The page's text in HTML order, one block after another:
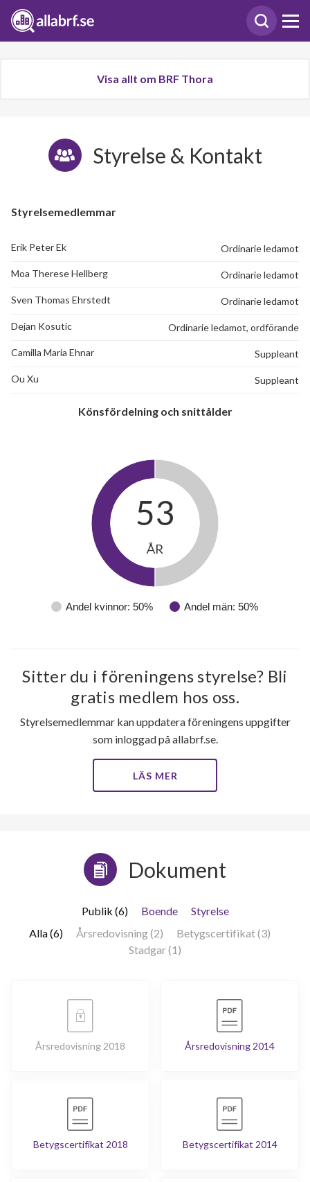
Visa allt om BRF Thora
Styrelse & Kontakt
Styrelsemedlemmar
Erik Peter Ek Ordinarie ledamot
Moa Therese Hellberg Ordinarie ledamot
Sven Thomas Ehrstedt Ordinarie ledamot
Dejan Kosutic Ordinarie ledamot, ordförande
Camilla Maria Ehnar Suppleant
Ou Xu Suppleant
Könsfördelning och snittålder
Andel kvinnor: 50% Andel män: 50%
53
ÅR
Sitter du i föreningens styrelse? Bli
gratis medlem hos oss.
Styrelsemedlemmar kan uppdatera föreningens uppgifter
som inloggad på allabrf.se.
LÄS MER
Dokument
Publik (6) Boende
Styrelse
Alla (6)
Årsredovisning (2)
Betygscertifikat (3)
Stadgar (1)
Årsredovisning 2018 Årsredovisning 2014
Betygscertifikat 2018 Betygscertifikat 2014